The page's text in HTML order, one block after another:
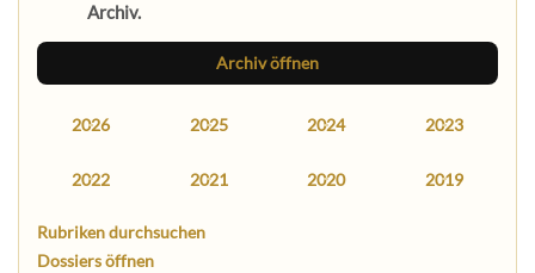
Archiv.
Archiv öffnen
2026 2025 2024 2023
2022 2021 2020 2019
Rubriken durchsuchen
Dossiers öffnen